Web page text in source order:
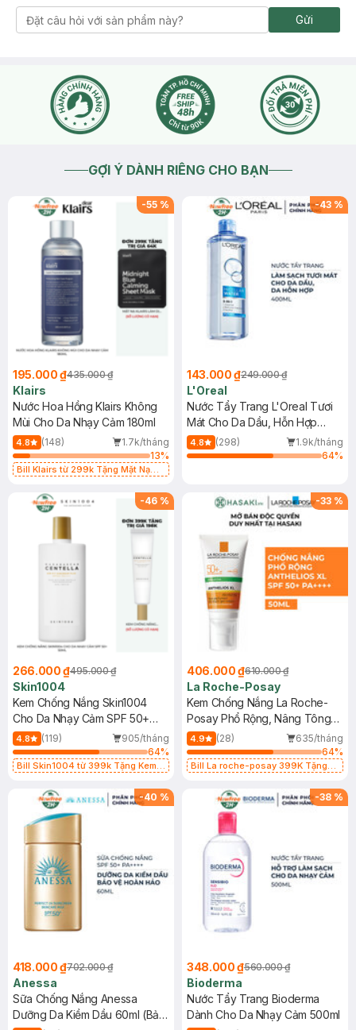
Gửi
GỢI Ý DÀNH RIÊNG CHO BẠN
-55 %
195.000 ₫435.000 ₫
Klairs
Nước Hoa Hồng Klairs Không
Mùi Cho Da Nhạy Cảm 180ml
4.8 (148)
1.7k/tháng
13%
Bill Klairs từ 299k Tặng Mặt Nạ
25ml (SL Có Hạn)
-43 %
143.000 ₫249.000 ₫
L'Oreal
Nước Tẩy Trang L'Oreal Tươi
Mát Cho Da Dầu, Hỗn Hợp
400ml
4.8 (298)
1.9k/tháng
64%
-46 %
266.000 ₫495.000 ₫
Skin1004
Kem Chống Nắng Skin1004
Cho Da Nhạy Cảm SPF 50+
50ml
4.8 (119)
905/tháng
64%
Bill Skin1004 từ 399k Tặng Kem
SPF 50+ 20ml (SL Có Hạn)
-33 %
406.000 ₫610.000 ₫
La Roche-Posay
Kem Chống Nắng La Roche-
Posay Phổ Rộng, Nâng Tông
Kiềm Dầu 50ml
4.9 (28)
635/tháng
64%
Bill La roche-posay 399K Tặng
(SL có hạn)
-40 %
418.000 ₫702.000 ₫
Anessa
Sữa Chống Nắng Anessa
Dưỡng Da Kiềm Dầu 60ml (Bản
-38 %
348.000 ₫560.000 ₫
Bioderma
Nước Tẩy Trang Bioderma
Dành Cho Da Nhạy Cảm 500ml